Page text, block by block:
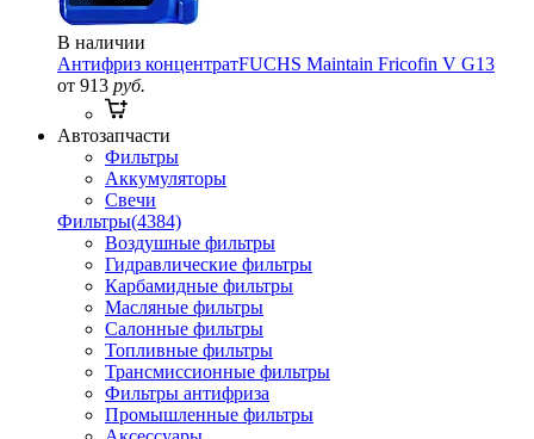
В наличии
Антифриз концентратFUCHS Maintain Fricofin V G13
от 913 руб.
Автозапчасти
Фильтры
Аккумуляторы
Свечи
Фильтры(4384)
Воздушные фильтры
Гидравлические фильтры
Карбамидные фильтры
Масляные фильтры
Салонные фильтры
Топливные фильтры
Трансмиссионные фильтры
Фильтры антифриза
Промышленные фильтры